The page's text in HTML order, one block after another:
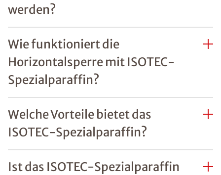
werden?
Wie funktioniert die
Horizontalsperre mit ISOTEC-
Spezialparaffin?
Welche Vorteile bietet das
ISOTEC-Spezialparaffin?
Ist das ISOTEC-Spezialparaffin